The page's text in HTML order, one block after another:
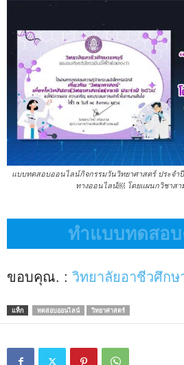
แบบทดสอบออนไลน์กิจกรรมวันวิทยาศาสตร์ ประจำ
ทางออนไลน์￼ โดยแผนกวิชาส
ทำแบบทดสอ
ขอบคุณ. : วิทยาลัยอาชีวศึกษ
แท็ก ทดสอบออนไลน์ วิทยาศาสตร์